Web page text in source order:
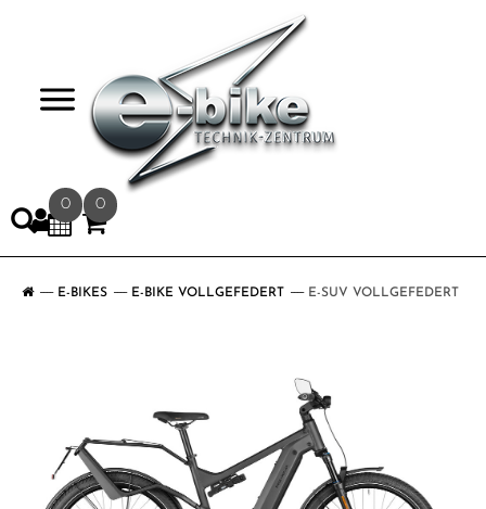
0 0
E-BIKES E-BIKE VOLLGEFEDERT E-SUV VOLLGEFEDERT